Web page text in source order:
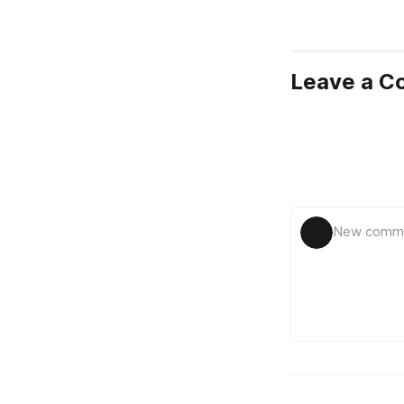
Leave a